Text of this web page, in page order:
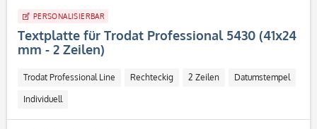
PERSONALISIERBAR
Textplatte für Trodat Professional 5430 (41x24
mm - 2 Zeilen)
Trodat Professional Line Rechteckig 2 Zeilen Datumstempel
Individuell